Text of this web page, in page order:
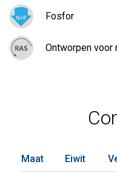
Fosfor
Ontworpen voor
Maat Eiwit